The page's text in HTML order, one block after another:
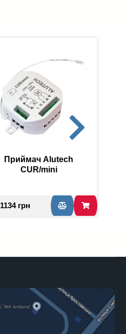
Приймач Alutech
CUR/mini
1134 грн